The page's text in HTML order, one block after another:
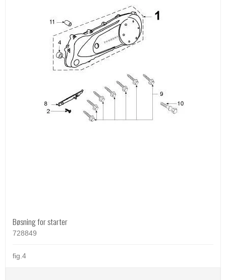
Bøsning for starter
728849
fig.4